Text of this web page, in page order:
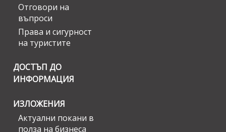
Отговори на
въпроси
Права и сигурност
на туристите
ДОСТЪП ДО
ИНФОРМАЦИЯ
ИЗЛОЖЕНИЯ
Актуални покани в
полза на бизнеса